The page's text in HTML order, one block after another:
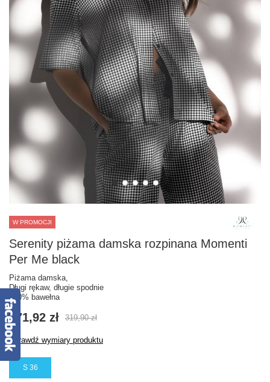
W PROMOCJI
Serenity piżama damska rozpinana Momenti
Per Me black
Piżama damska,
Długi rękaw, długie spodnie
100% bawełna
271,92 zł 319,90 zł
Sprawdź wymiary produktu
S 36